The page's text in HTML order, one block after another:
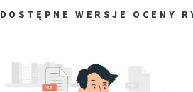
DOSTĘPNE WERSJE OCENY